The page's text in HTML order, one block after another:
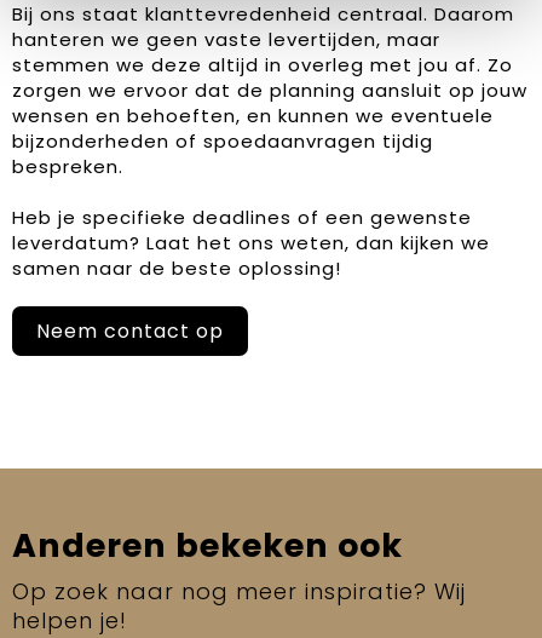
Bij ons staat klanttevredenheid centraal. Daarom
hanteren we geen vaste levertijden, maar
stemmen we deze altijd in overleg met jou af. Zo
zorgen we ervoor dat de planning aansluit op jouw
wensen en behoeften, en kunnen we eventuele
bijzonderheden of spoedaanvragen tijdig
bespreken.
Heb je specifieke deadlines of een gewenste
leverdatum? Laat het ons weten, dan kijken we
samen naar de beste oplossing!
Neem contact op
Anderen bekeken ook
Op zoek naar nog meer inspiratie? Wij
helpen je!